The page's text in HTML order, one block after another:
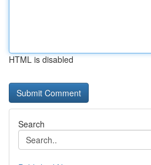
HTML is disabled
Search